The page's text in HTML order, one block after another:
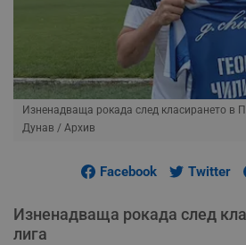
Изненадваща рокада след класирането в
Дунав / Архив
Facebook Twitter
Изненадваща рокада след
лига